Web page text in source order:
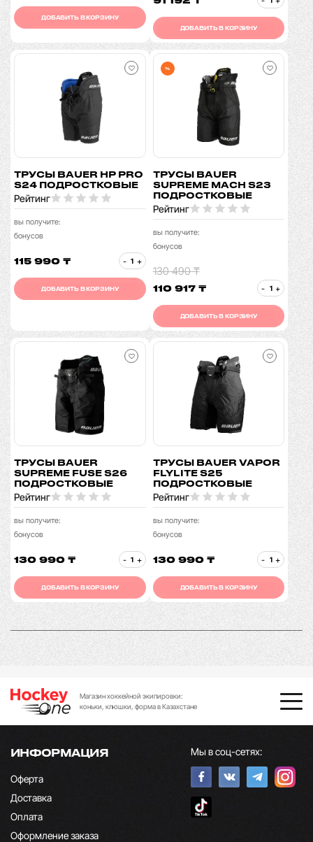
ДОБАВИТЬ В КОРЗИНУ
ДОБАВИТЬ В КОРЗИНУ
ТРУСЫ BAUER HP PRO
S24 ПОДРОСТКОВЫЕ
Рейтинг
вы получите:
бонусов
115 990 ₸ - +
ДОБАВИТЬ В КОРЗИНУ
%
ТРУСЫ BAUER
SUPREME MACH S23
ПОДРОСТКОВЫЕ
Рейтинг
вы получите:
бонусов
130 490 ₸
110 917 ₸ - +
ДОБАВИТЬ В КОРЗИНУ
ТРУСЫ BAUER
SUPREME FUSE S26
ПОДРОСТКОВЫЕ
Рейтинг
вы получите:
бонусов
130 990 ₸ - +
ДОБАВИТЬ В КОРЗИНУ
ТРУСЫ BAUER VAPOR
FLYLITE S25
ПОДРОСТКОВЫЕ
Рейтинг
вы получите:
бонусов
130 990 ₸ - +
ДОБАВИТЬ В КОРЗИНУ
Магазин хоккейной экипировки:
коньки, клюшки, форма в Казахстане
ИНФОРМАЦИЯ
Оферта
Доставка
Оплата
Оформление заказа
Мы в соц-сетях: